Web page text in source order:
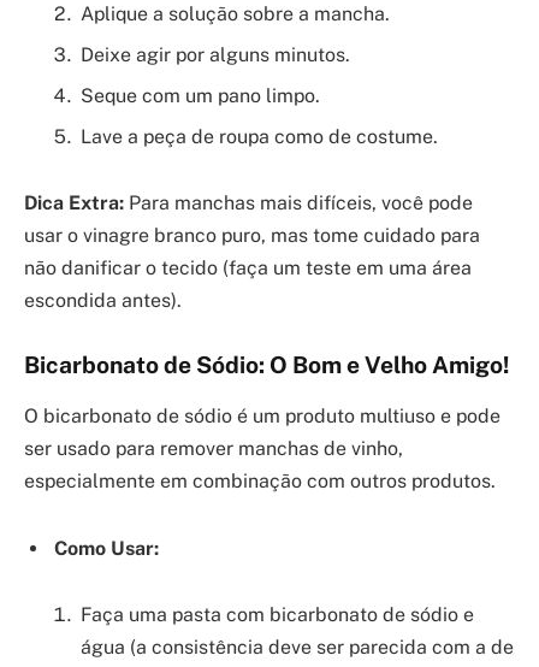
Aplique a solução sobre a mancha.
Deixe agir por alguns minutos.
Seque com um pano limpo.
Lave a peça de roupa como de costume.
Dica Extra: Para manchas mais difíceis, você pode
usar o vinagre branco puro, mas tome cuidado para
não danificar o tecido (faça um teste em uma área
escondida antes).
Bicarbonato de Sódio: O Bom e Velho Amigo!
O bicarbonato de sódio é um produto multiuso e pode
ser usado para remover manchas de vinho,
especialmente em combinação com outros produtos.
Como Usar:
Faça uma pasta com bicarbonato de sódio e
água (a consistência deve ser parecida com a de